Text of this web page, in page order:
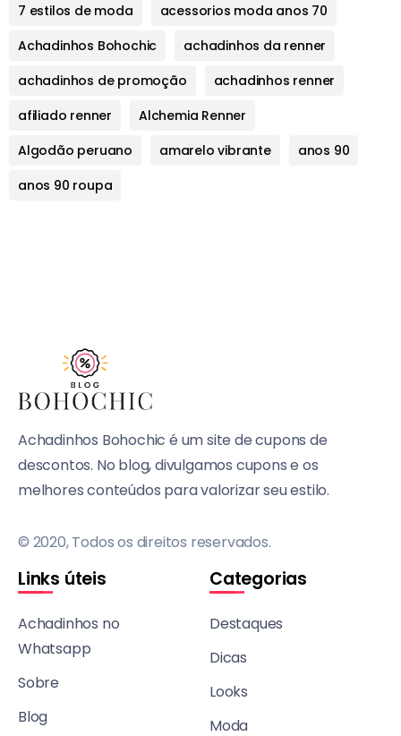
7 estilos de moda
acessorios moda anos 70
Achadinhos Bohochic
achadinhos da renner
achadinhos de promoção
achadinhos renner
afiliado renner
Alchemia Renner
Algodão peruano
amarelo vibrante
anos 90
anos 90 roupa
Achadinhos Bohochic é um site de cupons de
descontos. No blog, divulgamos cupons e os
melhores conteúdos para valorizar seu estilo.
© 2020, Todos os direitos reservados.
Links úteis
Achadinhos no
Whatsapp
Sobre
Blog
Categorias
Destaques
Dicas
Looks
Moda